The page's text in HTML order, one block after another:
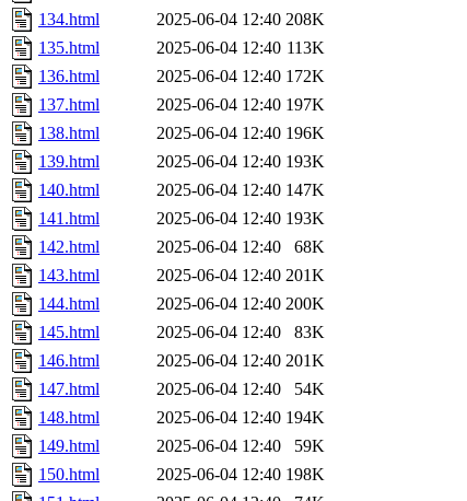
134.html
2025-06-04 12:40 208K
135.html
2025-06-04 12:40 113K
136.html
2025-06-04 12:40 172K
137.html
2025-06-04 12:40 197K
138.html
2025-06-04 12:40 196K
139.html
2025-06-04 12:40 193K
140.html
2025-06-04 12:40 147K
141.html
2025-06-04 12:40 193K
142.html
2025-06-04 12:40
68K
143.html
2025-06-04 12:40 201K
144.html
2025-06-04 12:40 200K
145.html
2025-06-04 12:40
83K
146.html
2025-06-04 12:40 201K
147.html
2025-06-04 12:40
54K
148.html
2025-06-04 12:40 194K
149.html
2025-06-04 12:40
59K
150.html
2025-06-04 12:40 198K